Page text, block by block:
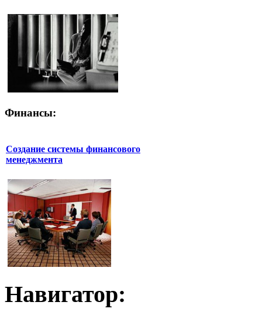
Финансы:
Создание системы финансового
менеджмента
Навигатор: